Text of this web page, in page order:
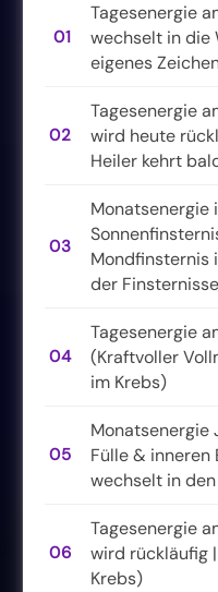
01
Tagesenergie
wechselt in die
eigenes
02
Tagesenergie
wird heute
Heiler kehrt
03
Monatsenergie
Mondfinsternis
der
04
Tagesenergie
(Kraftvoller
im Krebs)
05
Monatsenergie
Fülle & inneren
wechselt in
06
Tagesenergie
wird rückläufig
Krebs)